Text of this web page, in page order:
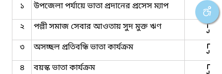
১
উপজেলা পর্যায়ে ভাতা প্রদানের প্রসেস ম্যাপ
২
পল্লী সমাজ সেবার আওতায় সুদ মুক্ত ঋণ
৩
অসচ্ছল প্রতিবন্ধি ভাতা কার্যক্রম
৪
বয়স্ক ভাতা কার্যক্রম